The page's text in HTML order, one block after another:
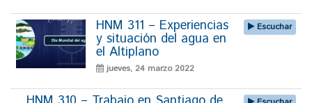
HNM 311 – Experiencias
y situación del agua en
el Altiplano
jueves, 24 marzo 2022
Escuchar